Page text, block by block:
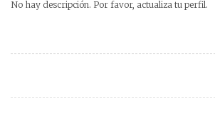
No hay descripción. Por favor, actualiza tu perfil.